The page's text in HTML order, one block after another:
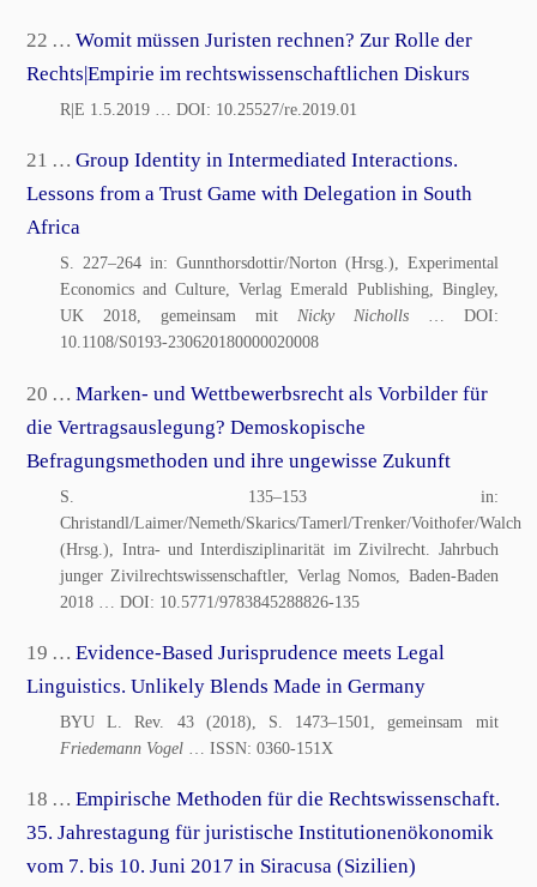
22 …Womit müssen Juristen rechnen? Zur Rolle der
Rechts|Empirie im rechtswissenschaftlichen Diskurs
R|E 1.5.2019 … DOI: 10.25527/re.2019.01
21 …Group Identity in Intermediated Interactions.
Lessons from a Trust Game with Delegation in South
Africa
S. 227–264 in: Gunnthorsdottir/Norton (Hrsg.), Experimental
Economics and Culture, Verlag Emerald Publishing, Bingley,
UK 2018, gemeinsam mit Nicky Nicholls… DOI:
10.1108/S0193-230620180000020008
20 …Marken- und Wettbewerbsrecht als Vorbilder für
die Vertragsauslegung? Demoskopische
Befragungsmethoden und ihre ungewisse Zukunft
S. 135–153 in:
Christandl/Laimer/Nemeth/Skarics/Tamerl/Trenker/Voithofer/Walch
(Hrsg.), Intra- und Interdisziplinarität im Zivilrecht. Jahrbuch
junger Zivilrechtswissenschaftler, Verlag Nomos, Baden-Baden
2018 … DOI: 10.5771/9783845288826-135
19 …Evidence-Based Jurisprudence meets Legal
Linguistics. Unlikely Blends Made in Germany
BYU L. Rev. 43 (2018), S. 1473–1501, gemeinsam mit
Friedemann Vogel … ISSN:0360-151X
18 …Empirische Methoden für die Rechtswissenschaft.
35. Jahrestagung für juristische Institutionenökonomik
vom 7. bis 10. Juni 2017 in Siracusa (Sizilien)